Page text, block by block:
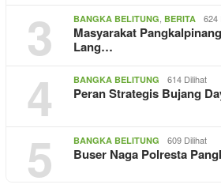
3 BANGKA BELITUNG BERITA 624
Masyarakat
Lang…
4 BANGKA BELITUNG 614 Dilihat
Peran Strategis Bujang
5 BANGKA BELITUNG 609 Dilihat
Buser Naga Polresta